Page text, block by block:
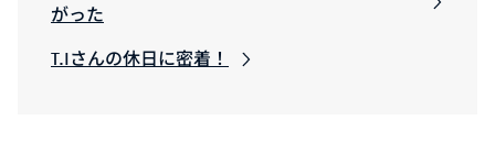
がった
T.Iさんの休日に密着！